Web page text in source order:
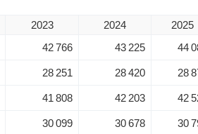
2023 2024
2025
42 766 43 225 44
28 251 28 420 28
41 808 42 203 42
30 099 30 678 30